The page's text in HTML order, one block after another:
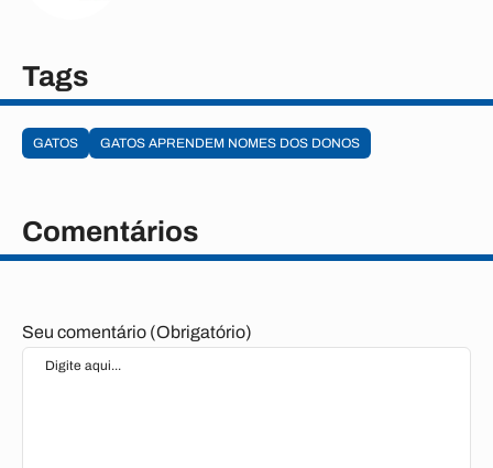
Tags
GATOS GATOS APRENDEM NOMES DOS DONOS
Comentários
Seu comentário (Obrigatório)